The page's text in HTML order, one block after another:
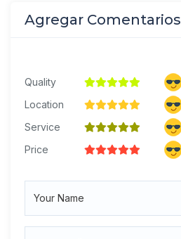
Agregar Comentarios
Quality
Location
Service
Price